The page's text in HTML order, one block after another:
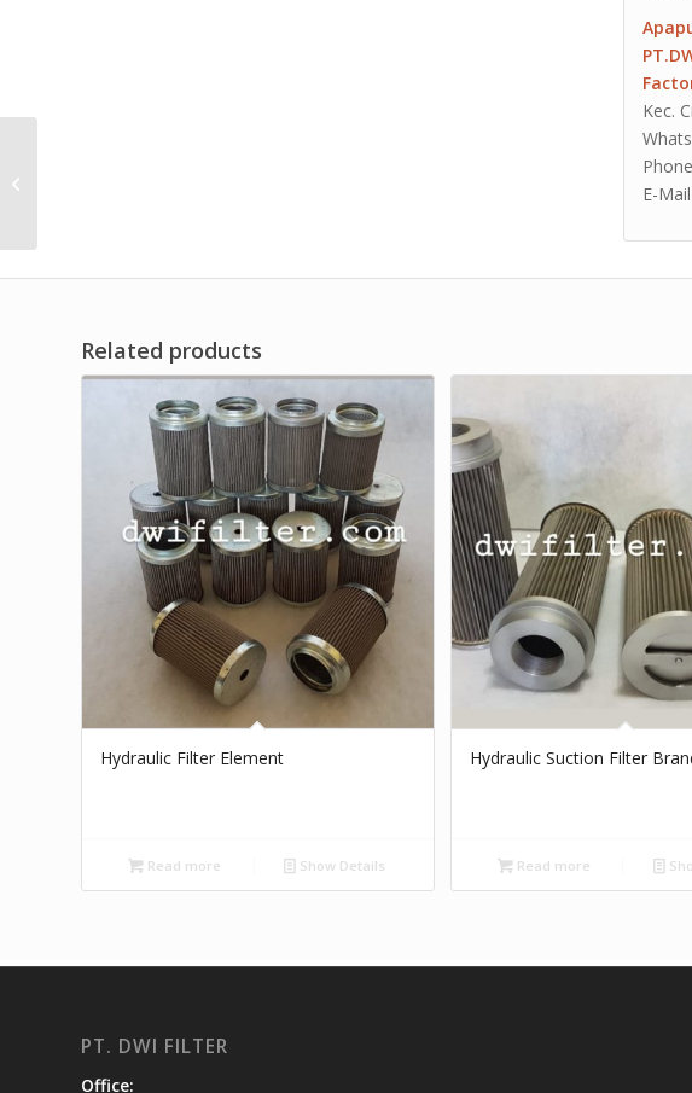
Kec.
E-
Related products
Hydraulic Filter Element
Read more Show Details
Hydraulic Suction Filter
Read more
PT. DWI FILTER
Office: